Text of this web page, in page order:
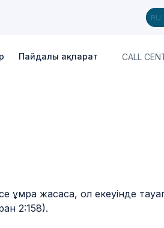
Пайдалы ақпарат CALL
ұмра жасаса, ол екеуінде
2:158).